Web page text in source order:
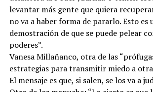
levantar más gente que quiera
no va a haber forma de pararlo. Esto es
demostración de que se puede pelear
poderes”.
Vanesa Millañanco, otra de las
estrategias para transmitir miedo a
El mensaje es que, si salen, se los va a